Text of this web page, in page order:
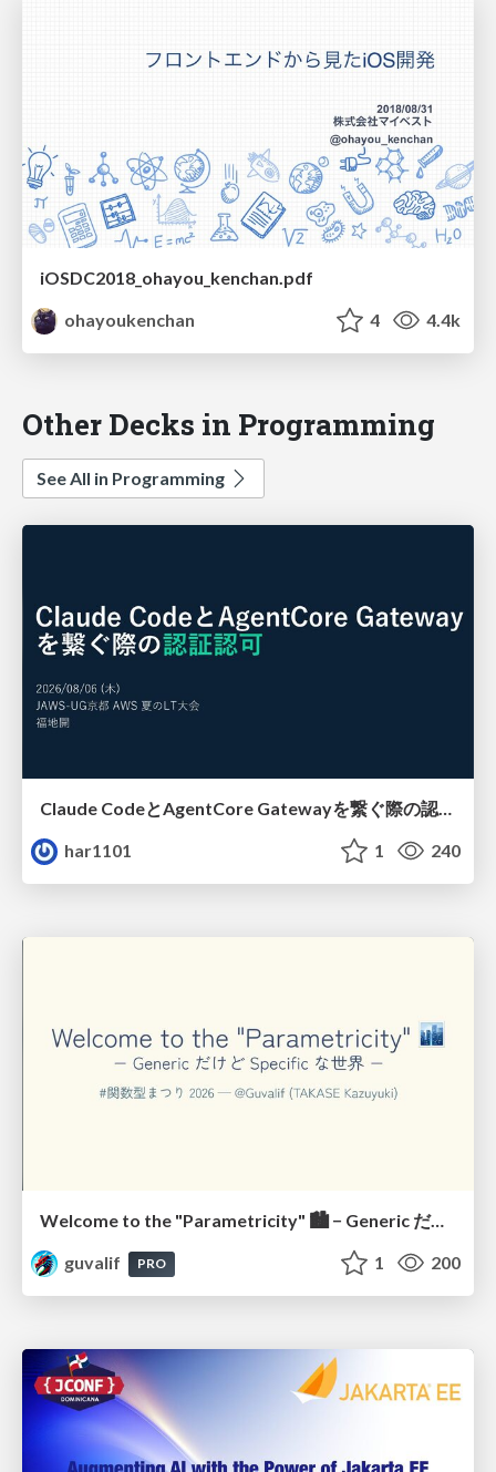
iOSDC2018_ohayou_kenchan.pdf
ohayoukenchan
4 4.4k
Other Decks in Programming
See All in Programming
Claude CodeとAgentCore Gatewayを繋ぐ際の認証認可 / Authentication and authorization when connecting Claude Code with AgentCore Gateway
har1101
1 240
Welcome to the "Parametricity" 🏙️ − Generic だけど Specific な世界 −
guvalif
PRO 1 200